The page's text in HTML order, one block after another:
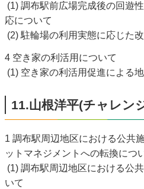
(1) 調布駅前広場完成後の回遊
応について
(2) 駐輪場の利用実態に応じた
4 空き家の利活用について
(1) 空き家の利活用促進による
11.山根洋平(チャレン
1 調布駅周辺地区における公共
ットマネジメントへの転換につ
(1) 調布駅周辺地区における公
いて